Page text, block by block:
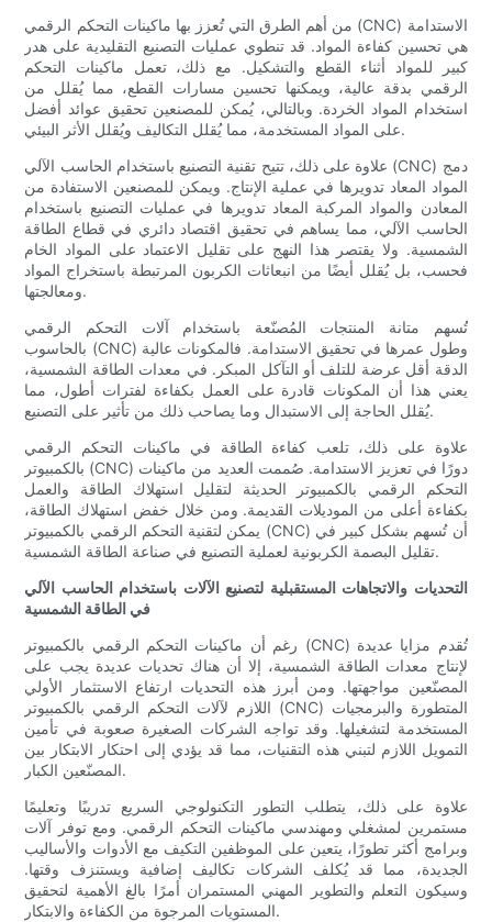
من أهم الطرق التي تُعزز بها ماكينات التحكم الرقمي (CNC) الاستدامة
هي تحسين كفاءة المواد. قد تنطوي عمليات التصنيع التقليدية على هدر
كبير للمواد أثناء القطع والتشكيل. مع ذلك، تعمل ماكينات التحكم
الرقمي بدقة عالية، ويمكنها تحسين مسارات القطع، مما يُقلل من
استخدام المواد الخردة. وبالتالي، يُمكن للمصنعين تحقيق عوائد أفضل
على المواد المستخدمة، مما يُقلل التكاليف ويُقلل الأثر البيئي.
علاوة على ذلك، تتيح تقنية التصنيع باستخدام الحاسب الآلي (CNC) دمج
المواد المعاد تدويرها في عملية الإنتاج. ويمكن للمصنعين الاستفادة من
المعادن والمواد المركبة المعاد تدويرها في عمليات التصنيع باستخدام
الحاسب الآلي، مما يساهم في تحقيق اقتصاد دائري في قطاع الطاقة
الشمسية. ولا يقتصر هذا النهج على تقليل الاعتماد على المواد الخام
فحسب، بل يُقلل أيضًا من انبعاثات الكربون المرتبطة باستخراج المواد
ومعالجتها.
تُسهم متانة المنتجات المُصنّعة باستخدام آلات التحكم الرقمي
بالحاسوب (CNC) وطول عمرها في تحقيق الاستدامة. فالمكونات عالية
الدقة أقل عرضة للتلف أو التآكل المبكر. في معدات الطاقة الشمسية،
يعني هذا أن المكونات قادرة على العمل بكفاءة لفترات أطول، مما
يُقلل الحاجة إلى الاستبدال وما يصاحب ذلك من تأثير على التصنيع.
علاوة على ذلك، تلعب كفاءة الطاقة في ماكينات التحكم الرقمي
بالكمبيوتر (CNC) دورًا في تعزيز الاستدامة. صُممت العديد من ماكينات
التحكم الرقمي بالكمبيوتر الحديثة لتقليل استهلاك الطاقة والعمل
بكفاءة أعلى من الموديلات القديمة. ومن خلال خفض استهلاك الطاقة،
يمكن لتقنية التحكم الرقمي بالكمبيوتر (CNC) أن تُسهم بشكل كبير في
تقليل البصمة الكربونية لعملية التصنيع في صناعة الطاقة الشمسية.
التحديات والاتجاهات المستقبلية لتصنيع الآلات باستخدام الحاسب الآلي
في الطاقة الشمسية
رغم أن ماكينات التحكم الرقمي بالكمبيوتر (CNC) تُقدم مزايا عديدة
لإنتاج معدات الطاقة الشمسية، إلا أن هناك تحديات عديدة يجب على
المصنّعين مواجهتها. ومن أبرز هذه التحديات ارتفاع الاستثمار الأولي
اللازم لآلات التحكم الرقمي بالكمبيوتر (CNC) المتطورة والبرمجيات
المستخدمة لتشغيلها. وقد تواجه الشركات الصغيرة صعوبة في تأمين
التمويل اللازم لتبني هذه التقنيات، مما قد يؤدي إلى احتكار الابتكار بين
المصنّعين الكبار.
علاوة على ذلك، يتطلب التطور التكنولوجي السريع تدريبًا وتعليمًا
مستمرين لمشغلي ومهندسي ماكينات التحكم الرقمي. ومع توفر آلات
وبرامج أكثر تطورًا، يتعين على الموظفين التكيف مع الأدوات والأساليب
الجديدة، مما قد يُكلف الشركات تكاليف إضافية ويستنزف وقتها.
وسيكون التعلم والتطوير المهني المستمران أمرًا بالغ الأهمية لتحقيق
المستويات المرجوة من الكفاءة والابتكار.